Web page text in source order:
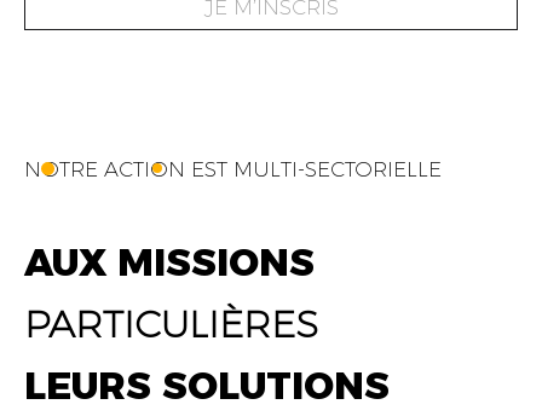
JE M’INSCRIS
NOTRE ACTION EST MULTI-SECTORIELLE
AUX MISSIONS
PARTICULIÈRES
LEURS SOLUTIONS